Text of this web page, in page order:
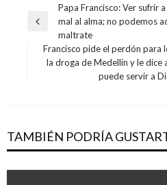
Navegación
de
entradas
Entrada
anterior
Papa Francisco: Ver sufrir
mal al alma; no podemos
maltrate
Entrada
Francisco pide el perdón para
la droga de Medellín y le dice
puede servir a
TAMBIÉN PODRÍA